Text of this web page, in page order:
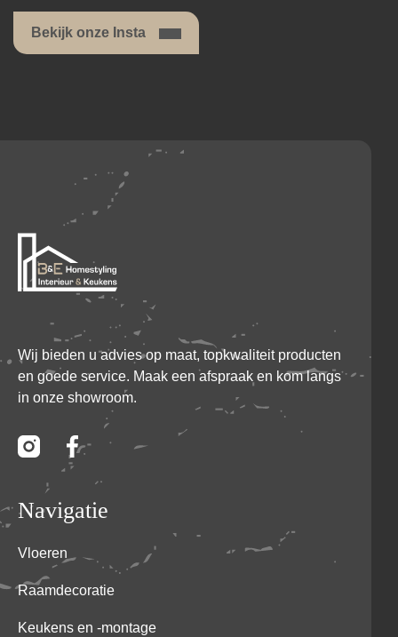
Bekijk onze Insta
Wij bieden u advies op maat, topkwaliteit producten
en goede service. Maak een afspraak en kom langs
in onze showroom.
Navigatie
Vloeren
Raamdecoratie
Keukens en -montage